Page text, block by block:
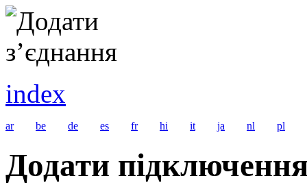
index
ar be de es fr hi it ja nl pl
Додати